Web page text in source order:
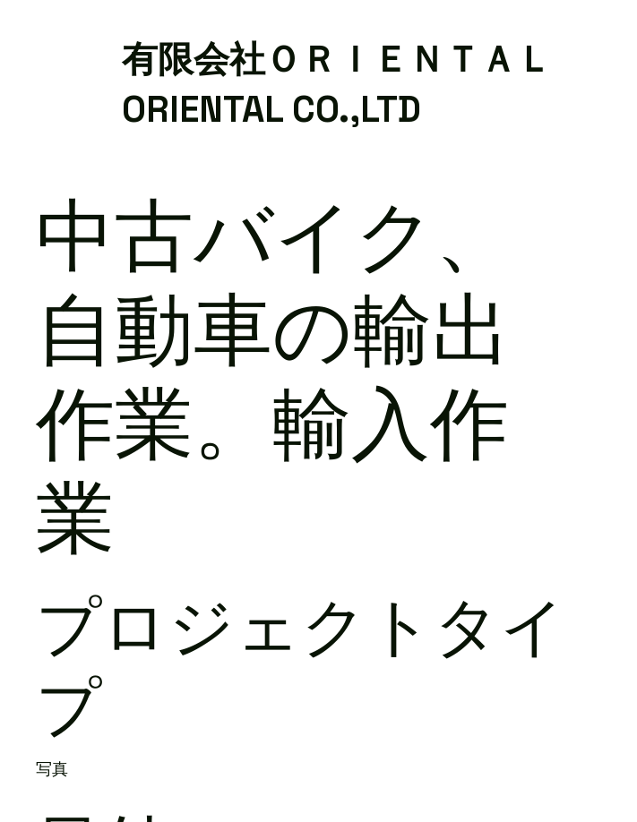
有限会社ＯＲＩＥＮＴＡＬ
ORIENTAL CO.,LTD
中古バイク、
自動車の輸出
作業。輸入作
業
プロジェクトタイ
プ
写真